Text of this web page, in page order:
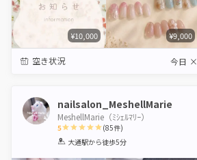
¥10,000 ¥9,000
空き状況 今日 ×
nailsalon_MeshellMarie
MeshellMarie（ﾐｼｪﾙﾏﾘｰ）
5
1 2 3 4 5
(85件)
大通駅から徒歩5分